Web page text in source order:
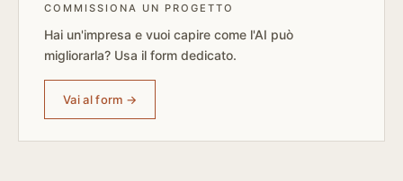
COMMISSIONA UN PROGETTO
Hai un'impresa e vuoi capire come l'AI può
migliorarla? Usa il form dedicato.
Vai al form →